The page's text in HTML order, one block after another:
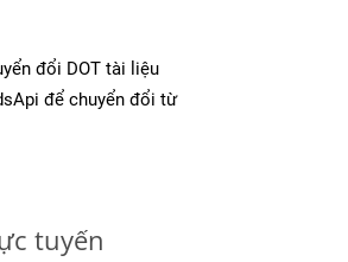
đổi DOT tài liệu
để chuyển đổi từ
tuyến